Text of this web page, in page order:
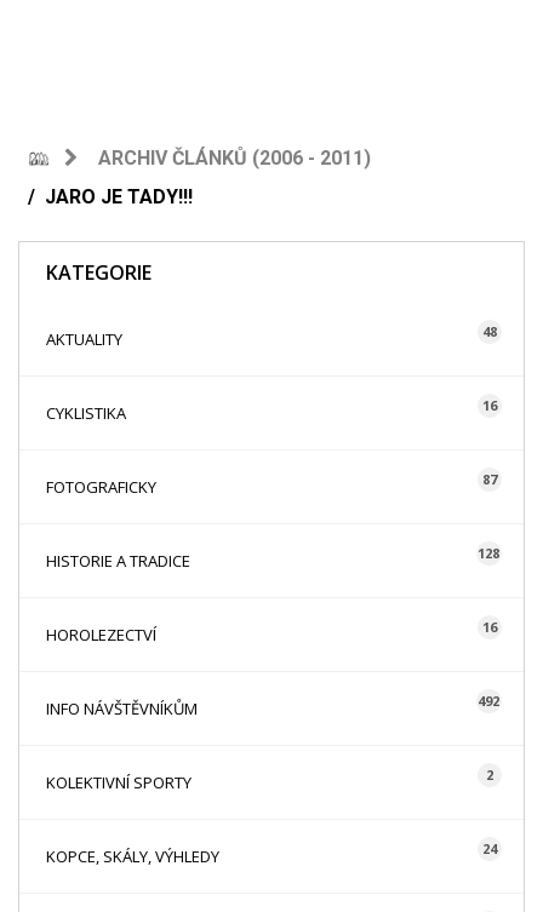
ARCHIV ČLÁNKŮ (2006 - 2011)
JARO JE TADY!!!
KATEGORIE
AKTUALITY 48
CYKLISTIKA 16
FOTOGRAFICKY 87
HISTORIE A TRADICE 128
HOROLEZECTVÍ 16
INFO NÁVŠTĚVNÍKŮM 492
KOLEKTIVNÍ SPORTY 2
KOPCE, SKÁLY, VÝHLEDY 24